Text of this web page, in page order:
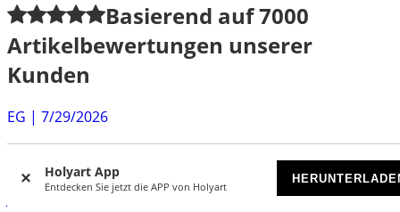
Holyart App
Entdecken Sie jetzt die APP von Holyart
Basierend auf7000
Artikelbewertungen unserer
Kunden
EG | 7/29/2026
Ich bin mit dem Angebot sehr zufrieden. Ich kann nur
niedrig preisigere Produkte wählen aber diese sind...
7/28/2026